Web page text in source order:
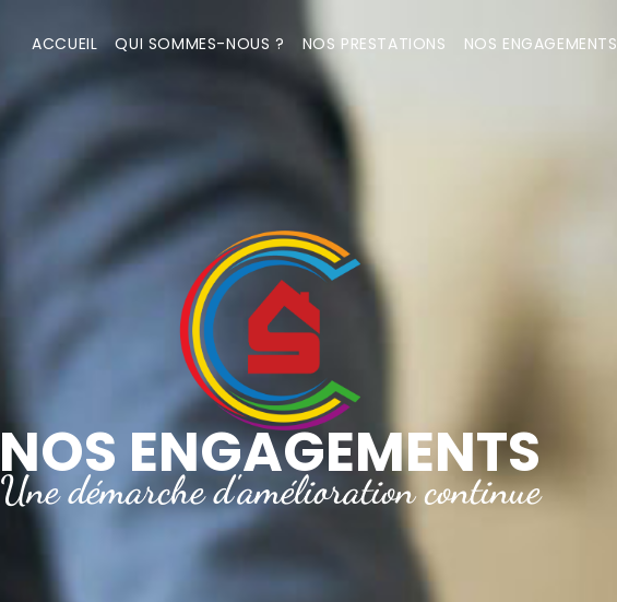
ACCUEIL QUI SOMMES-NOUS ? NOS PRESTATIONS NOS ENGAGEMENTS
NOS ENGAGEMENTS
Une démarche d'amélioration continue